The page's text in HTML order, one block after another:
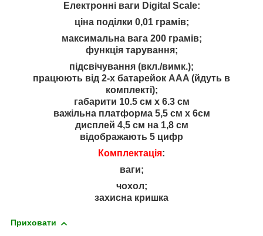
Електронні ваги Digital Scale:
ціна поділки 0,01 грамів;
максимальна вага 200 грамів;
функція тарування;
підсвічування (вкл./вимк.);
працюють від 2-х батарейок AAA (йдуть в
комплекті);
габарити 10.5 см х 6.3 см
важільна платформа 5,5 см х 6см
дисплей 4,5 см на 1,8 см
відображають 5 цифр
Комплектація:
ваги;
чохол;
захисна кришка
Приховати